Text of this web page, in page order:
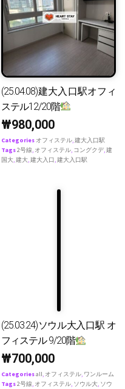
(25.04.08)建大入口駅オフィ
ステル12/20階
₩980,000
Categories オフィステル,建大入口駅
Tags2号線, オフィステル, コングクデ,建
国大,建大,建大入口,建大入口駅
(25.03.24)ソウル大入口駅 オ
フィステル 9/20階
₩700,000
Categoriesall, オフィステル, ワンルーム
Tags2号線, オフィステル, ソウル大, ソウ